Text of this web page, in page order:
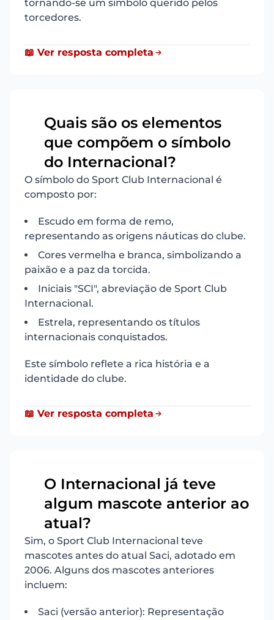
tornando-se um símbolo querido pelos
torcedores.
📖 Ver resposta completa
Quais são os elementos
que compõem o símbolo
do Internacional?
O símbolo do Sport Club Internacional é
composto por:
Escudo em forma de remo,
representando as origens náuticas do clube.
Cores vermelha e branca, simbolizando a
paixão e a paz da torcida.
Iniciais "SCI", abreviação de Sport Club
Internacional.
Estrela, representando os títulos
internacionais conquistados.
Este símbolo reflete a rica história e a
identidade do clube.
📖 Ver resposta completa
O Internacional já teve
algum mascote anterior ao
atual?
Sim, o Sport Club Internacional teve
mascotes antes do atual Saci, adotado em
2006. Alguns dos mascotes anteriores
incluem:
Saci (versão anterior): Representação